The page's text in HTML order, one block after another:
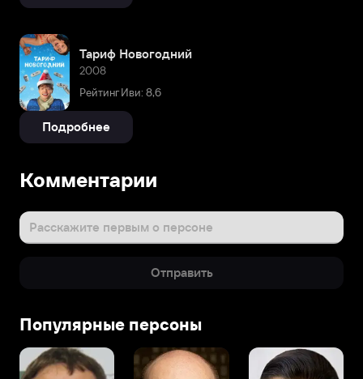
Тариф Новогодний
2008
Рейтинг Иви: 8,6
Подробнее
Комментарии
Расскажите первым о персоне
Отправить
Популярные персоны